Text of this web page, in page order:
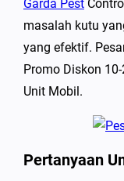
Garda Pest
masalah kutu
yang efektif.
Promo Diskon
Unit Mobil.
Pertanyaan